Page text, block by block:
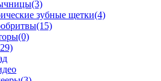
(3)
зубные щетки(4)
(15)
(0)